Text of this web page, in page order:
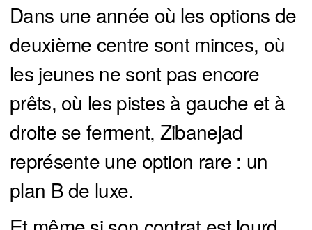
Dans une année où les options de
deuxième centre sont minces, où
les jeunes ne sont pas encore
prêts, où les pistes à gauche et à
droite se ferment, Zibanejad
représente une option rare : un
plan B de luxe.